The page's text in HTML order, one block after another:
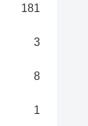
181
3
8
1